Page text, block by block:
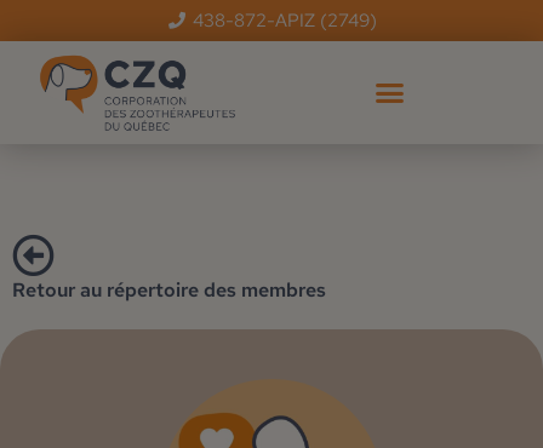
438-872-APIZ (2749)
Retour au répertoire des membres